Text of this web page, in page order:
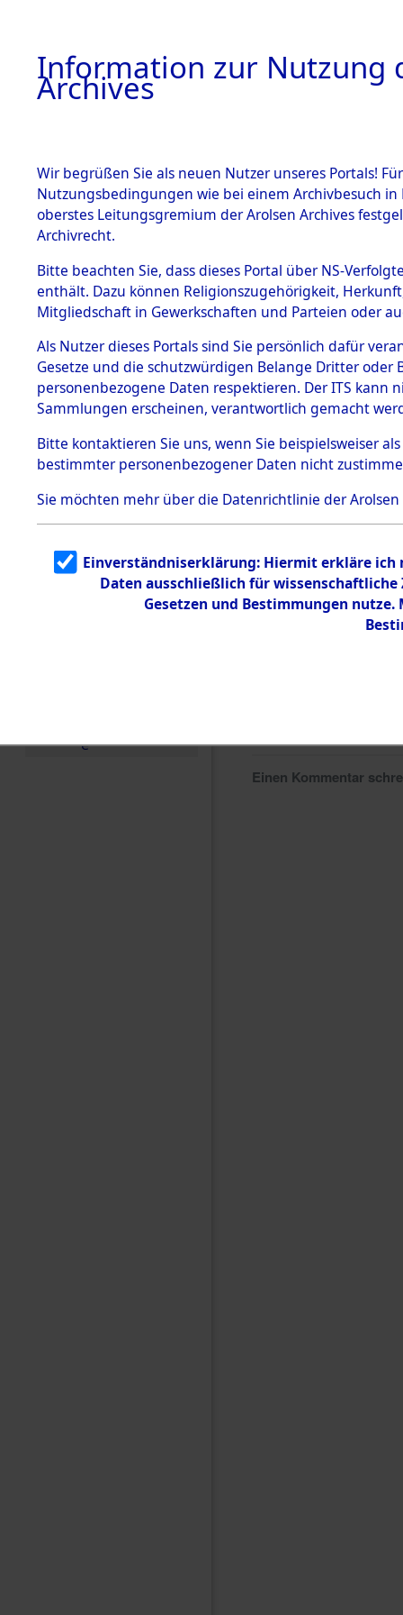
BESTÄNDE
1.
mente
5. Verschiedenes
5.3
Todesmärsche
5.3.1 Alliierte
Erhebungen
zu
Todesmärsch
en
5.3.2
g
5.3.3
Todesmärsch
e
Achmühle
Einen Kommentar
Information zur Nutzung
Archives
Wir begrüßen Sie als neuen Nutzer unseres Portals!
Nutzungsbedingungen wie bei einem Archivbesuch
oberstes Leitungsgremium der Arolsen Archives
Archivrecht.
Bitte beachten Sie, dass dieses Portal über NS-
enthält. Dazu können Religionszugehörigkeit,
Mitgliedschaft in Gewerkschaften und Parteien oder
Als Nutzer dieses Portals sind Sie persönlich dafür
Gesetze und die schutzwürdigen Belange Dritter
personenbezogene Daten respektieren. Der ITS
Sammlungen erscheinen, verantwortlich gemacht
Bitte kontaktieren Sie uns, wenn Sie beispielsweiser
bestimmter personenbezogener Daten nicht
Sie möchten mehr über die Datenrichtlinie der Arolsen
Einverständniserklärung: Hiermit erkläre ich
Daten ausschließlich für
Gesetzen und Bestimmungen